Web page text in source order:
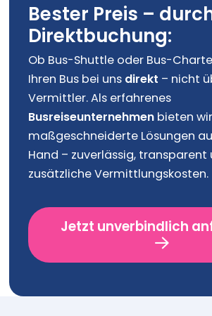
Bester Preis –
Direktbuchung:
Ob Bus-Shuttle oder Bus-
Ihren Bus bei uns direkt – nicht
Vermittler. Als erfahrenes
Busreiseunternehmen bieten
maßgeschneiderte Lösungen
Hand – zuverlässig, transparent
zusätzliche Vermittlungskosten.
Jetzt unverbindlich